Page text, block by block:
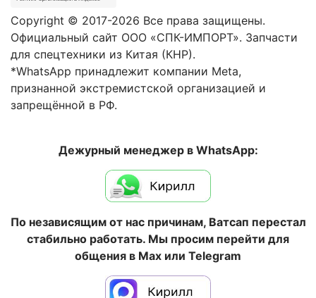
Copyright © 2017-2026 Все права защищены.
Официальный сайт ООО «СПК-ИМПОРТ». Запчасти
для спецтехники из Китая (КНР).
*WhatsApp принадлежит компании Meta,
признанной экстремистской организацией и
запрещённой в РФ.
Дежурный менеджер в WhatsApp:
По независящим от нас причинам, Ватсап перестал
стабильно работать. Мы просим перейти для
общения в Max или Telegram